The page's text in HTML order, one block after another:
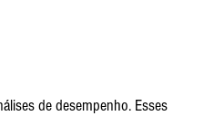
de desempenho. Esses